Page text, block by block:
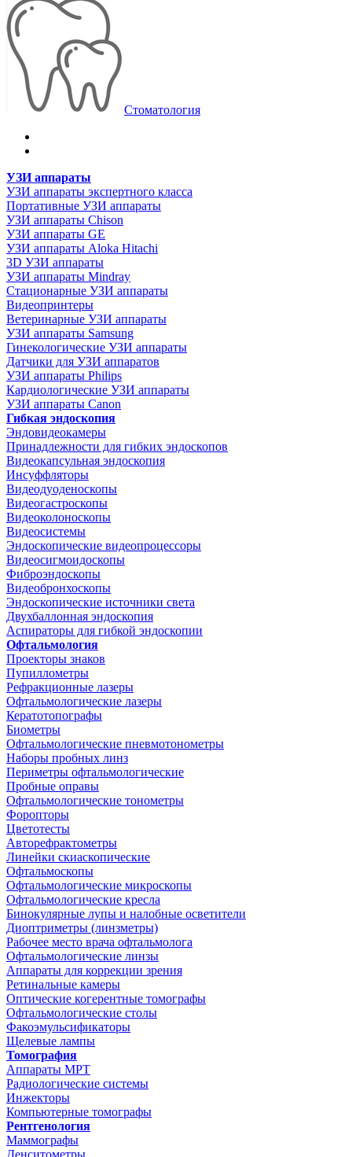
Стоматология
УЗИ аппараты
УЗИ аппараты экспертного класса
Портативные УЗИ аппараты
УЗИ аппараты Chison
УЗИ аппараты GE
УЗИ аппараты Aloka Hitachi
3D УЗИ аппараты
УЗИ аппараты Mindray
Стационарные УЗИ аппараты
Видеопринтеры
Ветеринарные УЗИ аппараты
УЗИ аппараты Samsung
Гинекологические УЗИ аппараты
Датчики для УЗИ аппаратов
УЗИ аппараты Philips
Кардиологические УЗИ аппараты
УЗИ аппараты Canon
Гибкая эндоскопия
Эндовидеокамеры
Принадлежности для гибких эндоскопов
Видеокапсульная эндоскопия
Инсуффляторы
Видеодуоденоскопы
Видеогастроскопы
Видеоколоноскопы
Видеосистемы
Эндоскопические видеопроцессоры
Видеосигмоидоскопы
Фиброэндоскопы
Видеобронхоскопы
Эндоскопические источники света
Двухбаллонная эндоскопия
Аспираторы для гибкой эндоскопии
Офтальмология
Проекторы знаков
Пупиллометры
Рефракционные лазеры
Офтальмологические лазеры
Кератотопографы
Биометры
Офтальмологические пневмотонометры
Наборы пробных линз
Периметры офтальмологические
Пробные оправы
Офтальмологические тонометры
Форопторы
Цветотесты
Авторефрактометры
Линейки скиаскопические
Офтальмоскопы
Офтальмологические микроскопы
Офтальмологические кресла
Бинокулярные лупы и налобные осветители
Диоптриметры (линзметры)
Рабочее место врача офтальмолога
Офтальмологические линзы
Аппараты для коррекции зрения
Ретинальные камеры
Оптические когерентные томографы
Офтальмологические столы
Факоэмульсификаторы
Щелевые лампы
Томография
Аппараты МРТ
Радиологические системы
Инжекторы
Компьютерные томографы
Рентгенология
Маммографы
Денситометры